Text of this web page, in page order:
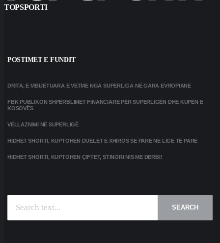
TOPSPORTI
POSTIMET E FUNDIT
DRITA, E MBIJETUARA E VETME NGA SUPERLIGA NË GARA EVROPIANE
FBK PUBLIKON SHPËRBLIMET FINANCIARE PËR SUPERLIGËN DHE KUPËN E
KOSOVËS
VËLLAZNIMI NË SUPERLIGË
HIDHET SHORTI, KUPTOHEN DUELET E XHIROS SË PARË NË LIGË TË PARË
HIDHET SHORTI, KUPTOHEN ÇIFTET, STINORI NIS ME DERBI!
SEARCH